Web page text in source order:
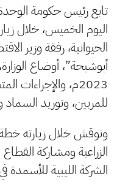
تابع رئيس حكومة
اليوم الخميس، خلال
الحيوانية، رفقة وزير
أبوشيحة”، أوضاع
2023م، والإجراءات
للمربين، وتوريد السماد
ونوقش خلال زيارته خطة
الزراعية ومشاركة
الشركة الليبية للأسمدة